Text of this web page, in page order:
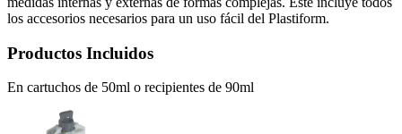
los accesorios necesarios para un uso fácil del Plastiform.
Productos Incluidos
En cartuchos de 50ml o recipientes de 90ml